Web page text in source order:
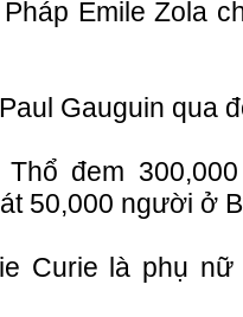
Emile Zola
Gauguin qua
Thổ đem
50,000 người ở
Curie là phụ